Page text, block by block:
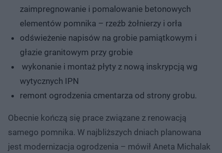
zaimpregnowanie i pomalowanie betonowych
elementów pomnika – rzeźb żołnierzy i orła
odświeżenie napisów na grobie pamiątkowym i
głazie granitowym przy grobie
wykonanie i montaż płyty z nową inskrypcją wg
wytycznych IPN
remont ogrodzenia cmentarza od strony grobu.
Obecnie kończą się prace związane z renowacją
samego pomnika. W najbliższych dniach planowana
jest modernizacja ogrodzenia – mówił Aneta Michalak